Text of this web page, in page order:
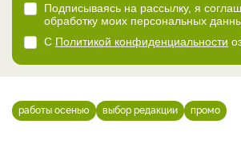
Подписываясь на рассылку, я
обработку моих персональных
С Политикой конфиденциальности
работы осенью выбор редакции промо